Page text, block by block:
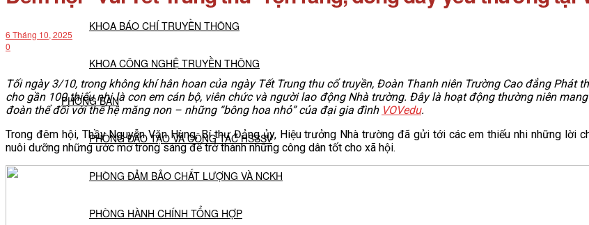
KHOA BÁO CHÍ TRUYỀN THÔNG
KHOA CÔNG NGHỆ TRUYỀN THÔNG
PHÒNG BAN
PHÒNG ĐÀO TẠO VÀ CÔNG TÁC HSSSV
PHÒNG ĐẢM BẢO CHẤT LƯỢNG VÀ NCKH
PHÒNG HÀNH CHÍNH TỔNG HỢP
6 Tháng 10, 2025
0
Tối ngày 3/10, trong không khí hân hoan của ngày Tết Trung thu cổ truyền, Đoàn Thanh niên Trường Cao đẳng Phát
cho gần 100 thiếu nhi là con em cán bộ, viên chức và người lao động Nhà trường. Đây là hoạt động thường niên
đoàn thể đối với thế hệ măng non – những “bông hoa nhỏ” của đại gia đình VOVedu.
Trong đêm hội, Thầy Nguyễn Văn Hùng, Bí thư Đảng ủy, Hiệu trưởng Nhà trường đã gửi tới các em thiếu nhi những lời
nuôi dưỡng những ước mơ trong sáng để trở thành những công dân tốt cho xã hội.